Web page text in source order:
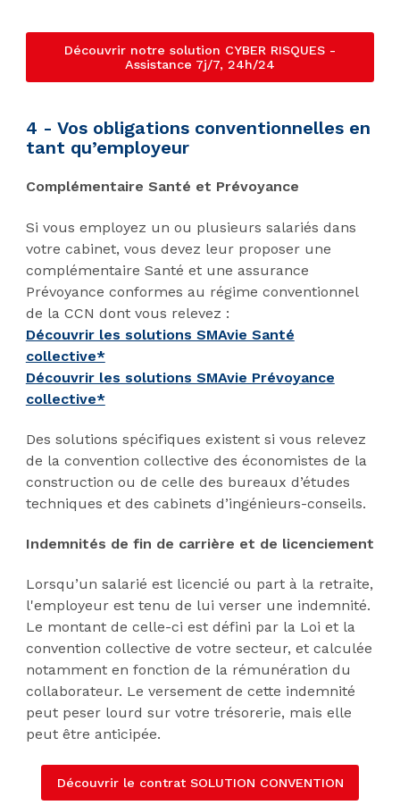
Découvrir notre solution CYBER RISQUES -
Assistance 7j/7, 24h/24
4 - Vos obligations conventionnelles en
tant qu’employeur
Complémentaire Santé et Prévoyance
Si vous employez un ou plusieurs salariés dans
votre cabinet, vous devez leur proposer une
complémentaire Santé et une assurance
Prévoyance conformes au régime conventionnel
de la CCN dont vous relevez :
Découvrir les solutions SMAvie Santé
collective*
Découvrir les solutions SMAvie Prévoyance
collective*
Des solutions spécifiques existent si vous relevez
de la convention collective des économistes de la
construction ou de celle des bureaux d’études
techniques et des cabinets d’ingénieurs-conseils.
Indemnités de fin de carrière et de licenciement
Lorsqu’un salarié est licencié ou part à la retraite,
l'employeur est tenu de lui verser une indemnité.
Le montant de celle-ci est défini par la Loi et la
convention collective de votre secteur, et calculée
notamment en fonction de la rémunération du
collaborateur. Le versement de cette indemnité
peut peser lourd sur votre trésorerie, mais elle
peut être anticipée.
Découvrir le contrat SOLUTION CONVENTION